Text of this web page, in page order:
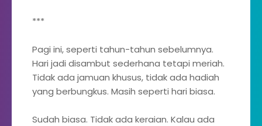
***
Pagi ini, seperti tahun-tahun sebelumnya.
Hari jadi disambut sederhana tetapi meriah.
Tidak ada jamuan khusus, tidak ada hadiah
yang berbungkus. Masih seperti hari biasa.
Sudah biasa. Tidak ada keraian. Kalau ada